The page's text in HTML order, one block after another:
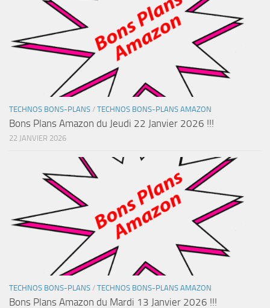
TECHNOS BONS-PLANS / TECHNOS BONS-PLANS AMAZON
Bons Plans Amazon du Jeudi 22 Janvier 2026 !!!
22 JANVIER 2026
TECHNOS BONS-PLANS / TECHNOS BONS-PLANS AMAZON
Bons Plans Amazon du Mardi 13 Janvier 2026 !!!